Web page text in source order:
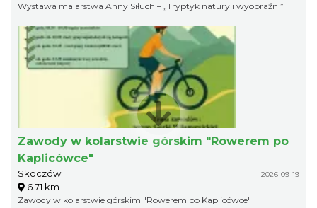
Wystawa malarstwa Anny Siłuch – „Tryptyk natury i wyobraźni”
Zawody w kolarstwie górskim "Rowerem po
Kaplicówce"
Skoczów 2026-09-19
6.71 km
Zawody w kolarstwie górskim "Rowerem po Kaplicówce"